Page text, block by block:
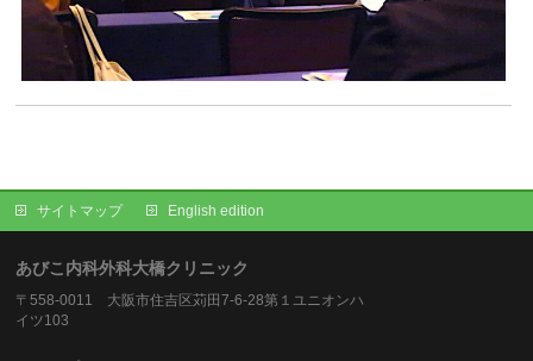
サイトマップ English edition
あびこ内科外科大橋クリニック
〒558-0011 大阪市住吉区苅田7-6-28第１ユニオンハ
イツ103